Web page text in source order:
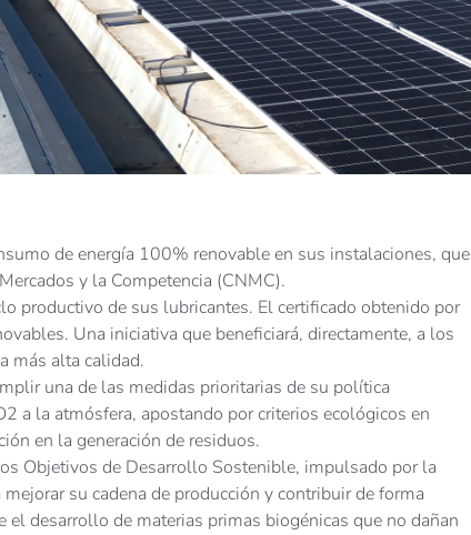
de energía 100% renovable en sus instalaciones, que
y la Competencia (CNMC).
productivo de sus lubricantes. El certificado obtenido por
Una iniciativa que beneficiará, directamente, a los
más alta calidad.
una de las medidas prioritarias de su política
a la atmósfera, apostando por criterios ecológicos en
en la generación de residuos.
Objetivos de Desarrollo Sostenible, impulsado por la
su cadena de producción y contribuir de forma
desarrollo de materias primas biogénicas que no dañan